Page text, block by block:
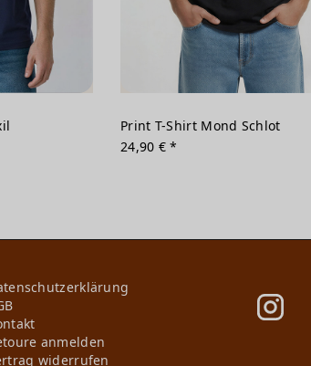
Print T-Shirt Mond Schlot
24,90 € *
anmelden
widerrufen